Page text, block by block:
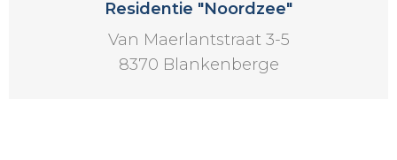
Residentie "Noordzee"
Van Maerlantstraat 3-5
8370 Blankenberge